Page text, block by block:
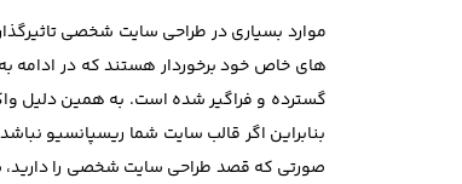
موارد بسیاری در طراحی سایت شخصی
های خاص خود برخوردار هستند که در
بنابراین اگر قالب سایت شما ریسپانسیو
صورتی که قصد طراحی سایت شخصی را دارید،